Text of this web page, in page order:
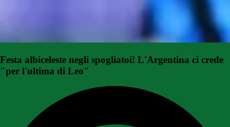
Festa albiceleste negli spogliatoi! L'Argentina ci crede
"per l'ultima di Leo"